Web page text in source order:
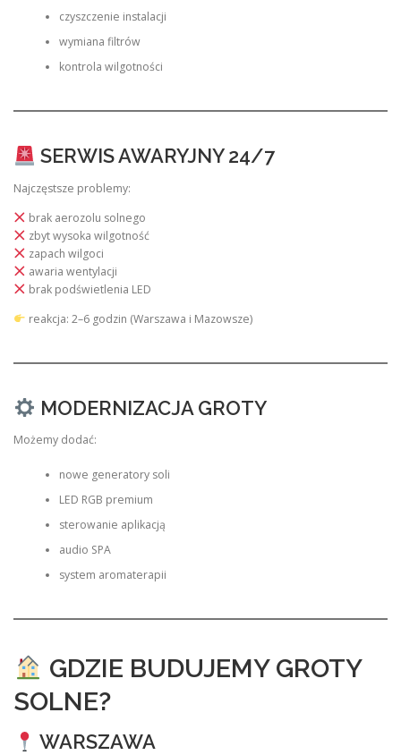
czyszczenie instalacji
wymiana filtrów
kontrola wilgotności
SERWIS AWARYJNY 24/7
Najczęstsze problemy:
brak aerozolu solnego
zbyt wysoka wilgotność
zapach wilgoci
awaria wentylacji
brak podświetlenia LED
reakcja: 2–6 godzin (Warszawa i Mazowsze)
MODERNIZACJA GROTY
Możemy dodać:
nowe generatory soli
LED RGB premium
sterowanie aplikacją
audio SPA
system aromaterapii
GDZIE BUDUJEMY GROTY
SOLNE?
WARSZAWA